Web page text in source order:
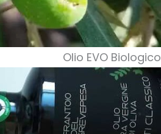
Olio EVO Biologico